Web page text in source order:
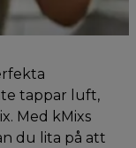
tappar luft,
Med kMixs
du lita på att